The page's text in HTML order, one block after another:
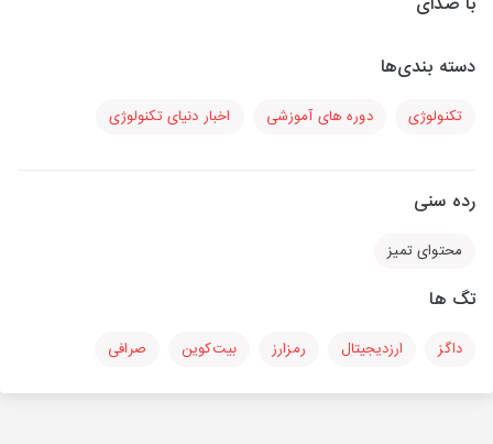
دسته بندی‌ها
تکنولوژی دوره های آموزشی اخبار دنیای تکنولوژی
رده سنی
محتوای تمیز
تگ ها
داگز ارزدیجیتال رمزارز بیت‌کوین صرافی